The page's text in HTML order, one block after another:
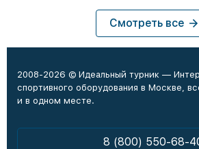
Смотреть все
2008-2026 © Идеальный турник —
спортивного оборудования в Москве,
и в одном месте.
8 (800) 550-68-